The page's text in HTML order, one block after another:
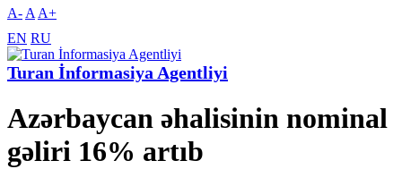
A- A A+
EN RU
Turan İnformasiya Agentliyi
Azərbaycan əhalisinin nominal
gəliri 16% artıb